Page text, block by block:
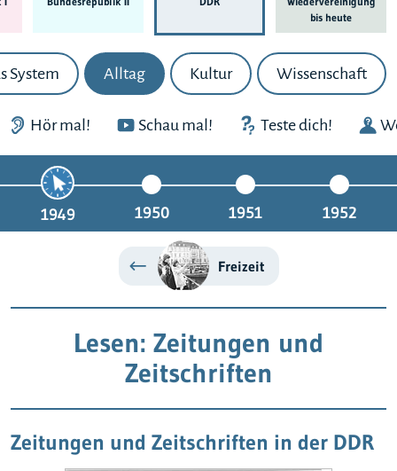
bis heute
System Alltag Kultur Wissenschaft
Hör mal! Schau mal! Teste dich!
1949 1950 1951 1952
Freizeit
Lesen: Zeitungen und
Zeitschriften
Zeitungen und Zeitschriften in der DDR